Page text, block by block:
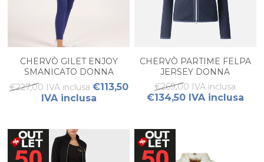
CHERVÒ GILET ENJOY
SMANICATO DONNA
€227,00 IVA inclusa €113,50
IVA inclusa
CHERVÒ PARTIME FELPA
JERSEY DONNA
€269,00 IVA inclusa
€134,50 IVA inclusa